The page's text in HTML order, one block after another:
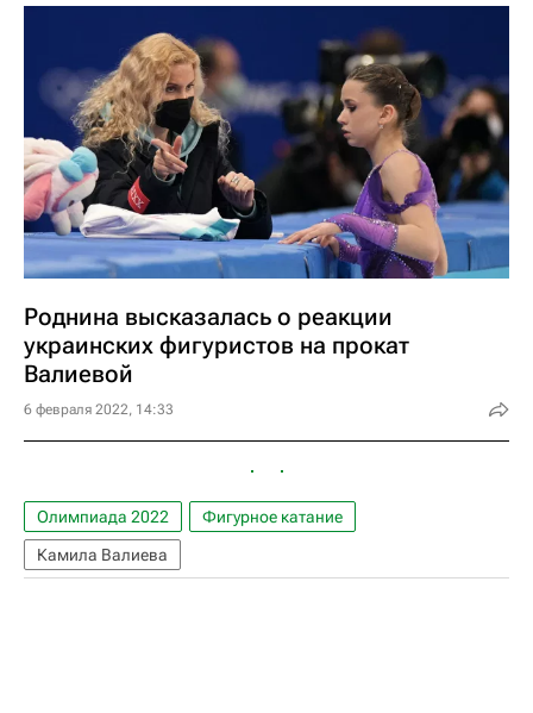
Роднина высказалась о реакции
украинских фигуристов на прокат
Валиевой
6 февраля 2022, 14:33
Олимпиада 2022
Фигурное катание
Камила Валиева